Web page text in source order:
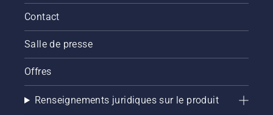
Contact
Salle de presse
Offres
Renseignements juridiques sur le produit